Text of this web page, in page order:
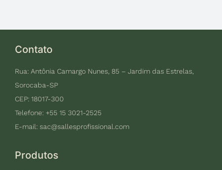
Contato
Rua: Antônia Camargo Nunes, 85 – Jardim das Estrelas,
Sorocaba-SP
CEP: 18017-300
Telefone: +55 15 3021-2525
E-mail: sac@sallesprofissional.com
Produtos